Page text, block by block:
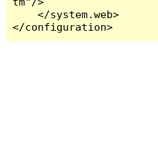
    </system.web>
</configuration>